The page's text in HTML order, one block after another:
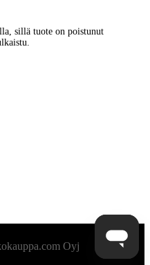
sillä tuote on poistunut
Oyj